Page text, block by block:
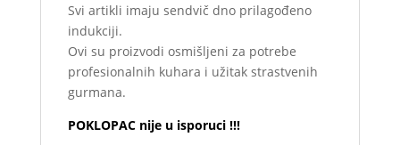
Svi artikli imaju sendvič dno prilagođeno
indukciji.
Ovi su proizvodi osmišljeni za potrebe
profesionalnih kuhara i užitak strastvenih
gurmana.
POKLOPAC nije u isporuci !!!